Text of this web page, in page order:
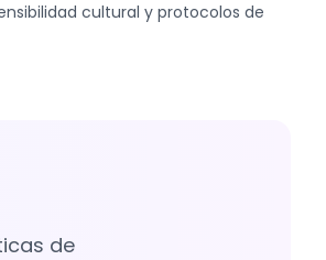
cultural y protocolos de
de